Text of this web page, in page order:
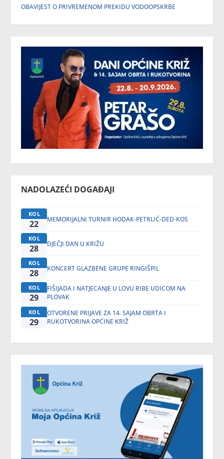
OBAVIJEST O PRIVREMENOM PREKIDU VODOOPSKRBE
NADOLAZEĆI DOGAĐAJI
KOL
22 MEMORIJALNI TURNIR HODAK-PETRLIĆ-DED-KOS
KOL
28 DJEČJI DAN U KRIŽU
KOL
28 KONCERT GLAZBENE GRUPE RINGIŠPIL
KOL
29
FIŠIJADA I NATJECANJE U LOVU RIBE UDICOM NA
PLOVAK
KOL
29
OTVORENE PRIJAVE ZA 14. SAJAM OBRTA I
RUKOTVORINA OPĆINE KRIŽ